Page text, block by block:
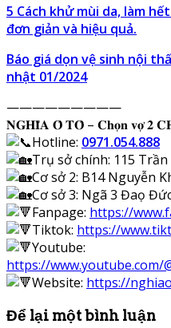
5 Cách khử mùi da, làm
đơn giản và hiệu quả.
Báo giá dọn vệ sinh nội
nhật 01/2024
—————————
𝐍𝐆𝐇𝐈̃𝐀 𝐎̂ 𝐓𝐎̂ – 𝐂𝐡𝐨̣𝐧 𝐯𝐨̛̣ 𝟐
Hotline: 0971.054.888
Trụ sở chính: 115
Cơ sở 2: B14 Nguyễn
Cơ sở 3: Ngã 3 Đaọ
Fanpage: https://
Tiktok: https://
Youtube:
https://www.youtube.com/
Website: https://
Để lại một bình luận